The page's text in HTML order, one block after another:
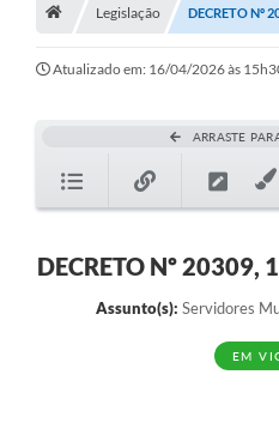
A História
Galeria de Fotos
Legislação DECRETO Nº
Atualizado em: 16/04/2026 às
ARRASTE
DECRETO Nº 20309,
Assunto(s): Servidores
EM